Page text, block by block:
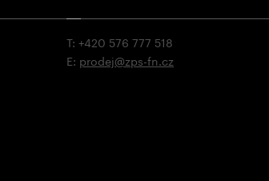
T: +420 576 777 518
E: prodej@zps-fn.cz